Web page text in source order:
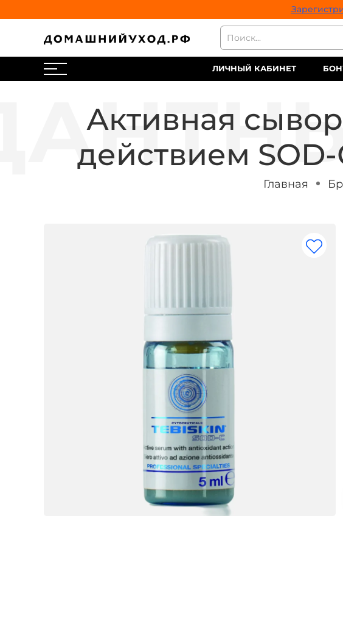
ЛИЧНЫЙ КАБИНЕТ
Активная
действием
Главная